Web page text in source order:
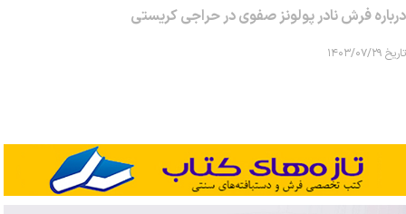
درباره فرش نادر پولونز صفوی در حراجی کریستی
تاریخ ۱۴۰۳/۰۷/۲۹